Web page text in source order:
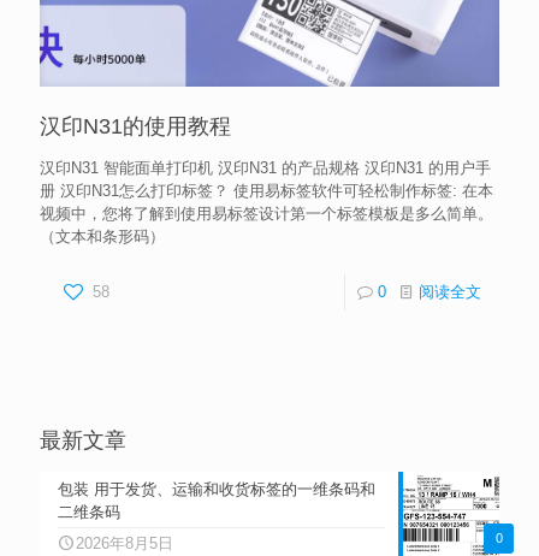
汉印N31的使用教程
汉印N31 智能面单打印机 汉印N31 的产品规格 汉印N31 的用户手
册 汉印N31怎么打印标签？ 使用易标签软件可轻松制作标签: 在本
视频中，您将了解到使用易标签设计第一个标签模板是多么简单。
（文本和条形码）
58 0 阅读全文
最新文章
0
包装 用于发货、运输和收货标签的一维条码和
二维条码
2026年8月5日